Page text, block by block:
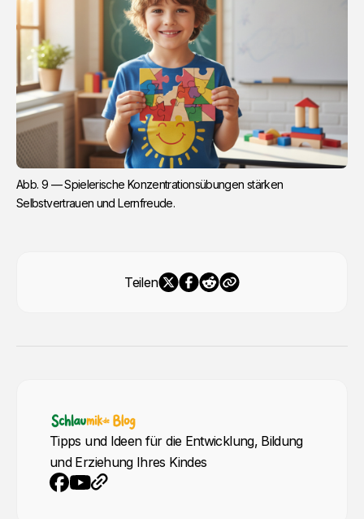
Abb. 9 — Spielerische Konzentrationsübungen stärken
Selbstvertrauen und Lernfreude.
Teilen
Tipps und Ideen für die Entwicklung, Bildung
und Erziehung Ihres Kindes